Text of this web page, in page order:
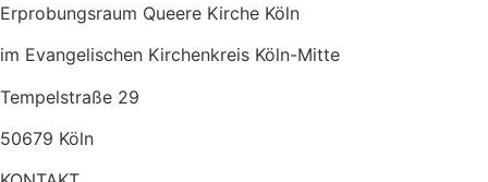
Erprobungsraum Queere Kirche Köln
im Evangelischen Kirchenkreis Köln-Mitte
Tempelstraße 29
50679 Köln